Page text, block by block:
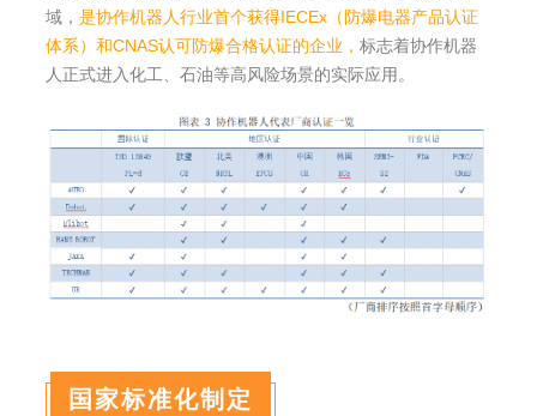
域，是协作机器人行业首个获得IECEx（防爆电器产品认证
体系）和CNAS认可防爆合格认证的企业，标志着协作机器
人正式进入化工、石油等高风险场景的实际应用。
国家标准化制定